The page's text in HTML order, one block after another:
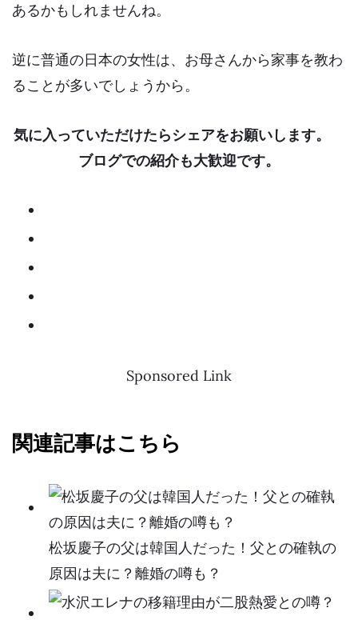
あるかもしれませんね。
逆に普通の日本の女性は、お母さんから家事を教わ
ることが多いでしょうから。
気に入っていただけたらシェアをお願いします。
ブログでの紹介も大歓迎です。
Sponsored Link
関連記事はこちら
松坂慶子の父は韓国人だった！父との確執の
原因は夫に？離婚の噂も？